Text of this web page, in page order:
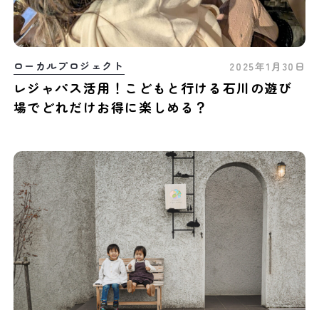
ローカルプロジェクト 2025年1月30日
レジャパス活用！こどもと行ける石川の遊び
場でどれだけお得に楽しめる？